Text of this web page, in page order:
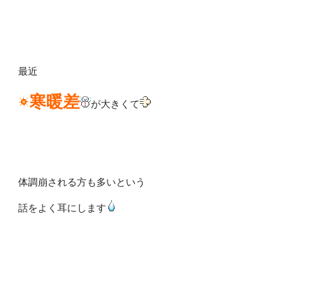
最近
寒暖差 が大きくて
体調崩される方も多いという
話をよく耳にします